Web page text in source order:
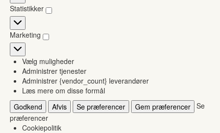
Statistikker
Statistikker
Marketing
Marketing
Vælg muligheder
Administrer tjenester
Administrer {vendor_count} leverandører
Læs mere om disse formål
Godkend
Afvis Se præferencer Gem præferencer Se
præferencer
Cookiepolitik